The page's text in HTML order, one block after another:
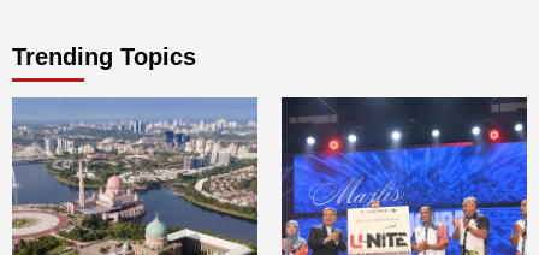
Trending Topics